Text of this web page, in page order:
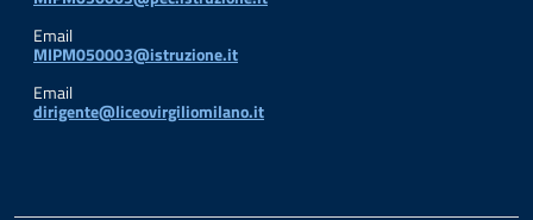
Email
MIPM050003@istruzione.it
Email
dirigente@liceovirgiliomilano.it